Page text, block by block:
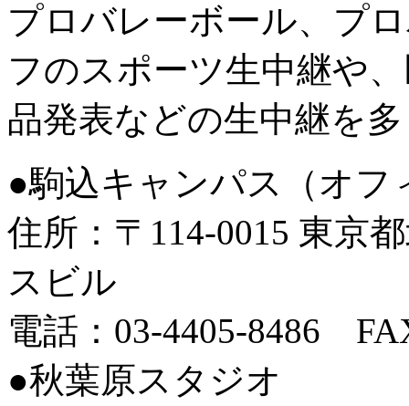
プロバレーボール、プ
フのスポーツ生中継や
品発表などの生中継を
●駒込キャンパス（オフ
住所：〒114-0015 東京
スビル
電話：03-4405-8486
●秋葉原スタジオ